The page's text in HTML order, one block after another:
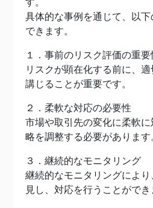
す。
具体的な事例を通じて、以
できます。
１．事前のリスク評価の重要
リスクが顕在化する前に、
講じることが重要です。
２．柔軟な対応の必要性
市場や取引先の変化に柔軟
略を調整する必要があります
３．継続的なモニタリング
継続的なモニタリングによ
見し、対応を行うことができ